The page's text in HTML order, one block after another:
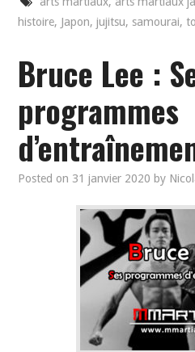
histoire, Japon,jujitsu, samourai,
Bruce Lee :
programmes
Posted on 31 janvier 2020 by